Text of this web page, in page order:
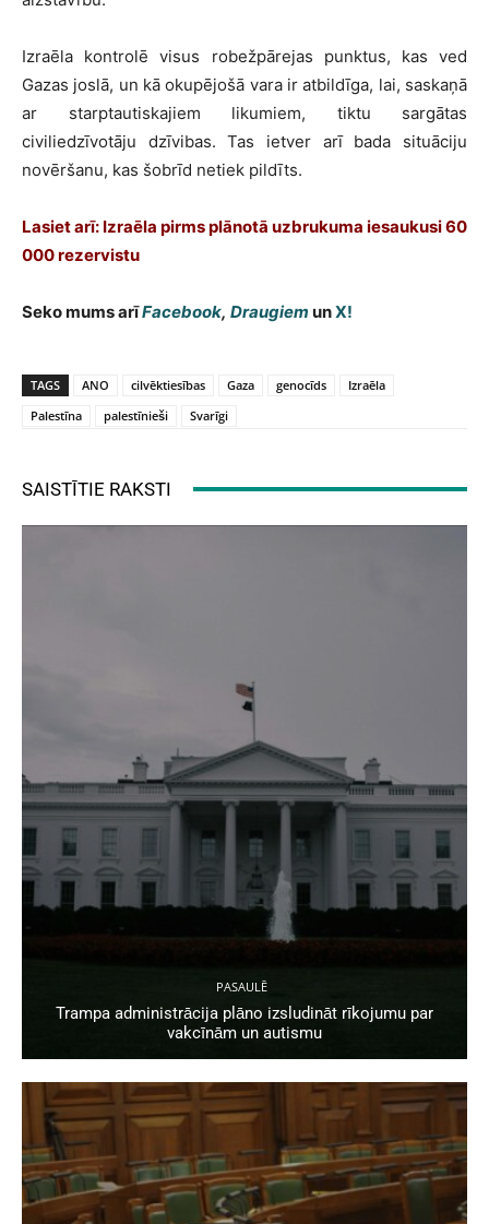
Izraēla kontrolē visus robežpārejas punktus, kas ved
Gazas joslā, un kā okupējošā vara ir atbildīga, lai, saskaņā
ar starptautiskajiem likumiem, tiktu sargātas
civiliedzīvotāju dzīvibas. Tas ietver arī bada situāciju
novēršanu, kas šobrīd netiek pildīts.
Lasiet arī: Izraēla pirms plānotā uzbrukuma iesaukusi 60
000 rezervistu
Seko mums arīFacebook, Draugiem unX!
TAGS ANO cilvēktiesības Gaza genocīds
Izraēla
Palestīna
palestīnieši Svarīgi
SAISTĪTIE RAKSTI
PASAULĒ
Trampa administrācija plāno izsludināt rīkojumu par
vakcīnām un autismu